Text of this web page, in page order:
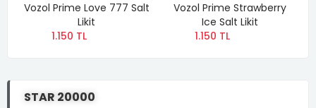
Vozol Prime Love 777 Salt
Likit
1.150 TL
Vozol Prime Strawberry
Ice Salt Likit
1.150 TL
STAR 20000